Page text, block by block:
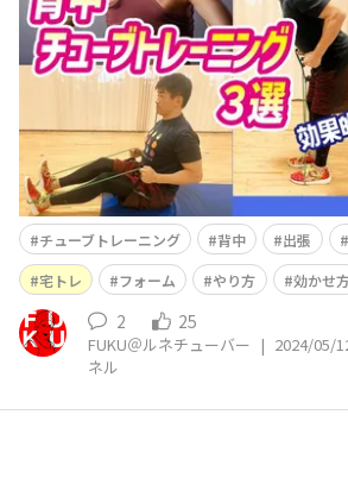
インスタライブでご要望いただいた出
きるチューブエクササイズ３選で
チューブトレーニング 背中 出張
宅トレ
フォーム やり方 効かせ
2 25
FUKU＠ルネチューバー | 2024/05/
ネル